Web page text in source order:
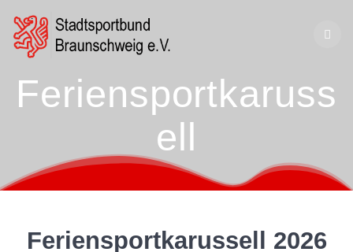
Feriensportkaruss
ell
Feriensportkarussell 2026